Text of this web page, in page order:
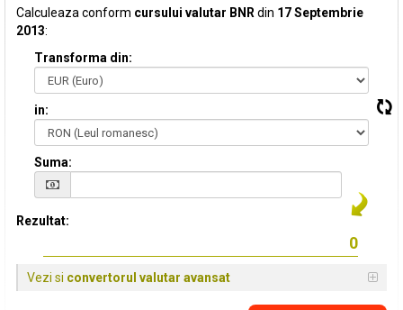
Calculeaza conform cursului valutar BNR din 17 Septembrie
2013:
Transforma din:
in:
Suma:
Rezultat:
Vezi si convertorul valutar avansat